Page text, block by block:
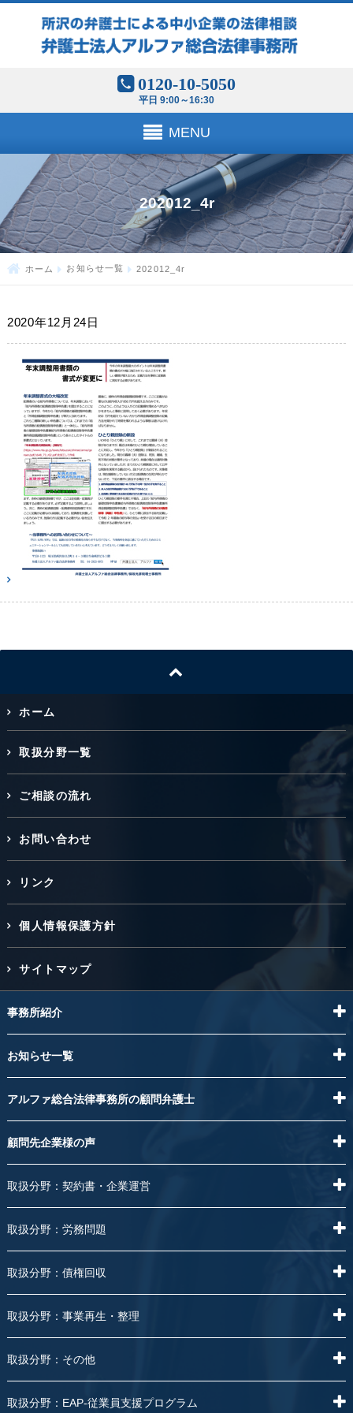
0120-10-5050
平日 9:00～16:30
MENU
202012_4r
ホーム お知らせ一覧 202012_4r
2020年12月24日
ホーム
取扱分野一覧
ご相談の流れ
お問い合わせ
リンク
個人情報保護方針
サイトマップ
事務所紹介
お知らせ一覧
アルファ総合法律事務所の顧問弁護士
顧問先企業様の声
取扱分野：契約書・企業運営
取扱分野：労務問題
取扱分野：債権回収
取扱分野：事業再生・整理
取扱分野：その他
取扱分野：EAP-従業員支援プログラム